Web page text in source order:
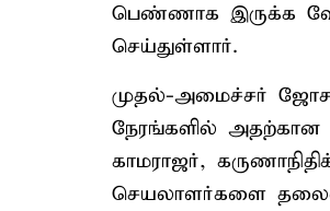
பெண்ணாக இருக்க
செய்துள்ளார்.
முதல்-அமைச்சர்
நேரங்களில் அதற்கான
காமராஜர்,
செயலாளர்களை